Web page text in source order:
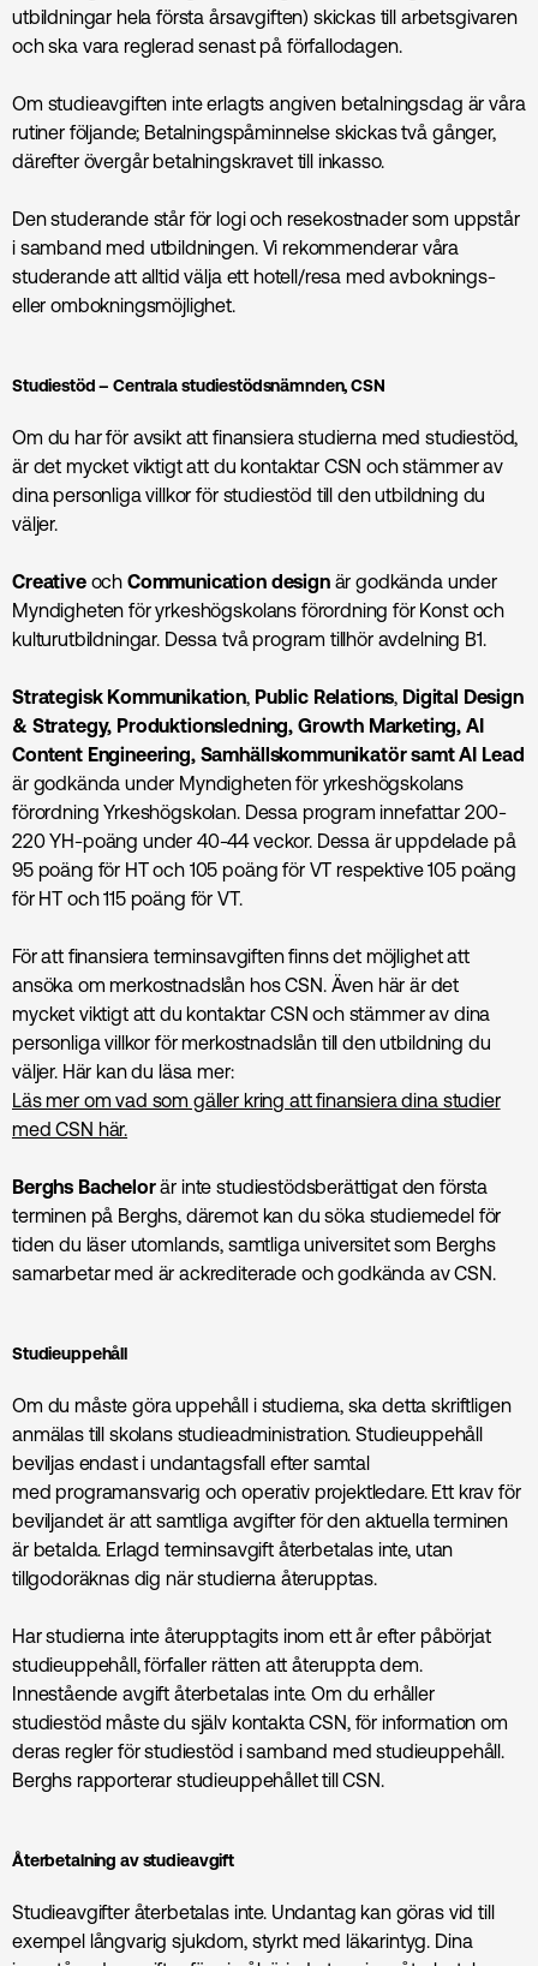
utbildningar hela första årsavgiften) skickas till arbetsgivaren
och ska vara reglerad senast på förfallodagen.
Om studieavgiften inte erlagts angiven betalningsdag är våra
rutiner följande; Betalningspåminnelse skickas två gånger,
därefter övergår betalningskravet till inkasso.
Den studerande står för logi och resekostnader som uppstår
i samband med utbildningen. Vi rekommenderar våra
studerande att alltid välja ett hotell/resa med avboknings-
eller ombokningsmöjlighet.
Studiestöd – Centrala studiestödsnämnden, CSN
Om du har för avsikt att finansiera studierna med studiestöd,
är det mycket viktigt att du kontaktar CSN och stämmer av
dina personliga villkor för studiestöd till den utbildning du
väljer.
Creativeoch Communication designär godkända under
Myndigheten för yrkeshögskolans förordning för Konst och
kulturutbildningar. Dessa två program tillhör avdelning B1.
Strategisk Kommunikation, Public Relations, Digital Design
& Strategy, Produktions­ledning, Growth Marketing, AI
Content Engineering, Samhälls­kommunikatör samt AI Lead
är godkända under Myndigheten för yrkeshögskolans
förordning Yrkeshögskolan. Dessa program innefattar 200-
220 YH-poäng under 40-44 veckor. Dessa är uppdelade på
95 poäng för HT och 105 poäng för VT respektive 105 poäng
för HT och 115 poäng för VT.
För att finansiera terminsavgiften finns det möjlighet att
ansöka om merkostnadslån hos CSN. Även här är det
mycket viktigt att du kontaktar CSN och stämmer av dina
personliga villkor för merkostnadslån till den utbildning du
väljer. Här kan du läsa mer:
Läs mer om vad som gäller kring att finansiera dina studier
med CSN här.
Berghs Bachelorär inte studiestödsberättigat den första
terminen på Berghs, däremot kan du söka studiemedel för
tiden du läser utomlands, samtliga universitet som Berghs
samarbetar med är ackrediterade och godkända av CSN.
Studieuppehåll
Om du måste göra uppehåll i studierna, ska detta skriftligen
anmälas till skolans studieadministration. Studieuppehåll
beviljas endast i undantagsfall efter samtal
med programansvarig och operativ projektledare. Ett krav för
beviljandet är att samtliga avgifter för den aktuella terminen
är betalda. Erlagd terminsavgift återbetalas inte, utan
tillgodoräknas dig när studierna återupptas.
Har studierna inte återupptagits inom ett år efter påbörjat
studieuppehåll, förfaller rätten att återuppta dem.
Innestående avgift återbetalas inte. Om du erhåller
studiestöd måste du själv kontakta CSN, för information om
deras regler för studiestöd i samband med studieuppehåll.
Berghs rapporterar studieuppehållet till CSN.
Återbetalning av studieavgift
Studieavgifter återbetalas inte. Undantag kan göras vid till
exempel långvarig sjukdom, styrkt med läkarintyg. Dina